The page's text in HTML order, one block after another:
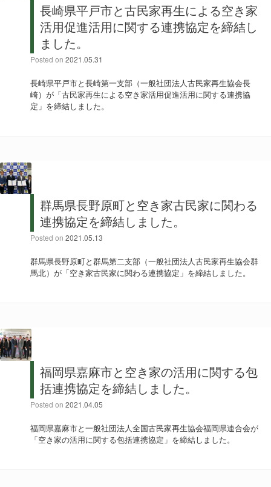
長崎県平戸市と古民家再生による空き家
活用促進活用に関する連携協定を締結し
ました。
Posted on 2021.05.31
長崎県平戸市と長崎第一支部（一般社団法人古民家再生協会長
崎）が「古民家再生による空き家活用促進活用に関する連携協
定」を締結しました。
群馬県長野原町と空き家古民家に関わる
連携協定を締結しました。
Posted on 2021.05.13
群馬県長野原町と群馬第二支部（一般社団法人古民家再生協会群
馬北）が「空き家古民家に関わる連携協定」を締結しました。
福岡県嘉麻市と空き家の活用に関する包
括連携協定を締結しました。
Posted on 2021.04.05
福岡県嘉麻市と一般社団法人全国古民家再生協会福岡県連合会が
「空き家の活用に関する包括連携協定」を締結しました。